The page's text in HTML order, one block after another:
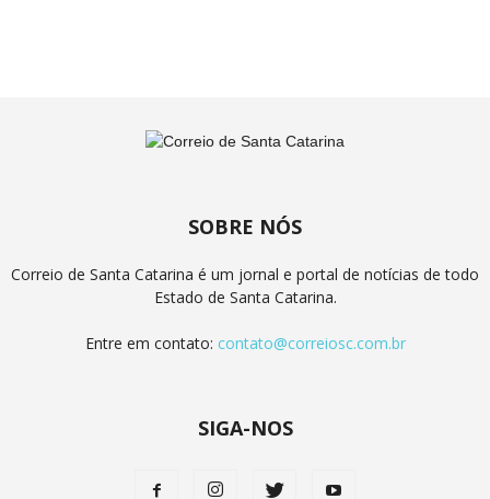
SOBRE NÓS
Correio de Santa Catarina é um jornal e portal de notícias de todo
Estado de Santa Catarina.
Entre em contato: contato@correiosc.com.br
SIGA-NOS